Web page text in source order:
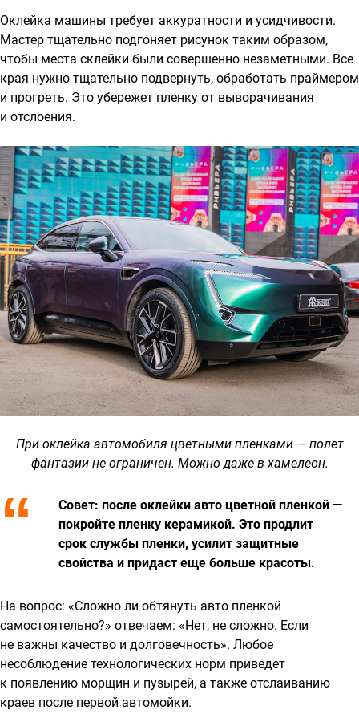
Оклейка машины требует аккуратности и усидчивости.
Мастер тщательно подгоняет рисунок таким образом,
чтобы места склейки были совершенно незаметными. Все
края нужно тщательно подвернуть, обработать праймером
и прогреть. Это убережет пленку от выворачивания
и отслоения.
При оклейка автомобиля цветными пленками — полет
фантазии не ограничен. Можно даже в хамелеон.
Совет: после оклейки авто цветной пленкой —
покройте пленку керамикой. Это продлит
срок службы пленки, усилит защитные
свойства и придаст еще больше красоты.
На вопрос: «Сложно ли обтянуть авто пленкой
самостоятельно?» отвечаем: «Нет, не сложно. Если
не важны качество и долговечность». Любое
несоблюдение технологических норм приведет
к появлению морщин и пузырей, а также отслаиванию
краев после первой автомойки.